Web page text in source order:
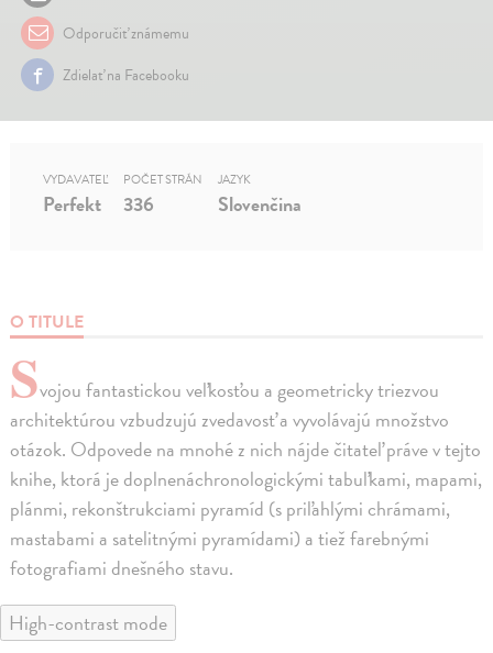
Odporučiť známemu
Zdielať na Facebooku
O TITULE
Svojou fantastickou veľkosťou a geometricky triezvou
architektúrou vzbudzujú zvedavosť a vyvolávajú množstvo
otázok. Odpovede na mnohé z nich nájde čitateľ práve v tejto
knihe, ktorá je doplnenáchronologickými tabuľkami, mapami,
plánmi, rekonštrukciami pyramíd (s priľahlými chrámami,
mastabami a satelitnými pyramídami) a tiež farebnými
fotografiami dnešného stavu.
VYDAVATEĽ
Perfekt
POČET STRÁN
336
JAZYK
Slovenčina
High-contrast mode